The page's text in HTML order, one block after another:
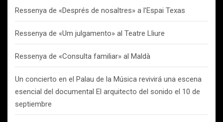
Ressenya de «Després de nosaltres» a l’Espai Texas
Ressenya de «Um julgamento» al Teatre Lliure
Ressenya de «Consulta familiar» al Maldà
Un concierto en el Palau de la Música revivirá una escena
esencial del documental El arquitecto del sonido el 10 de
septiembre